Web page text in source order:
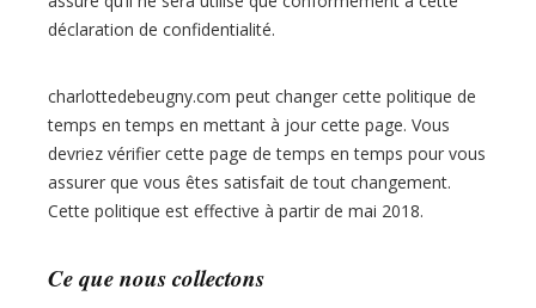
déclaration de confidentialité.
charlottedebeugny.com peut changer cette politique de
temps en temps en mettant à jour cette page. Vous
devriez vérifier cette page de temps en temps pour vous
assurer que vous êtes satisfait de tout changement.
Cette politique est effective à partir de mai 2018.
Ce que nous collectons